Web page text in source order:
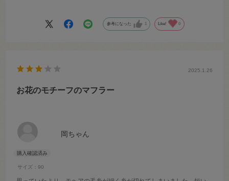
参考になった 1 Like! 0
岡ちゃん
サイズ：90
2025.1.26
お花のモチーフのマフラー